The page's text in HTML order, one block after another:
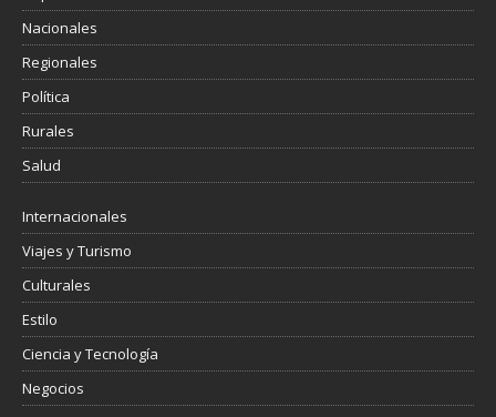
Nacionales
Regionales
Política
Rurales
Salud
Internacionales
Viajes y Turismo
Culturales
Estilo
Ciencia y Tecnología
Negocios